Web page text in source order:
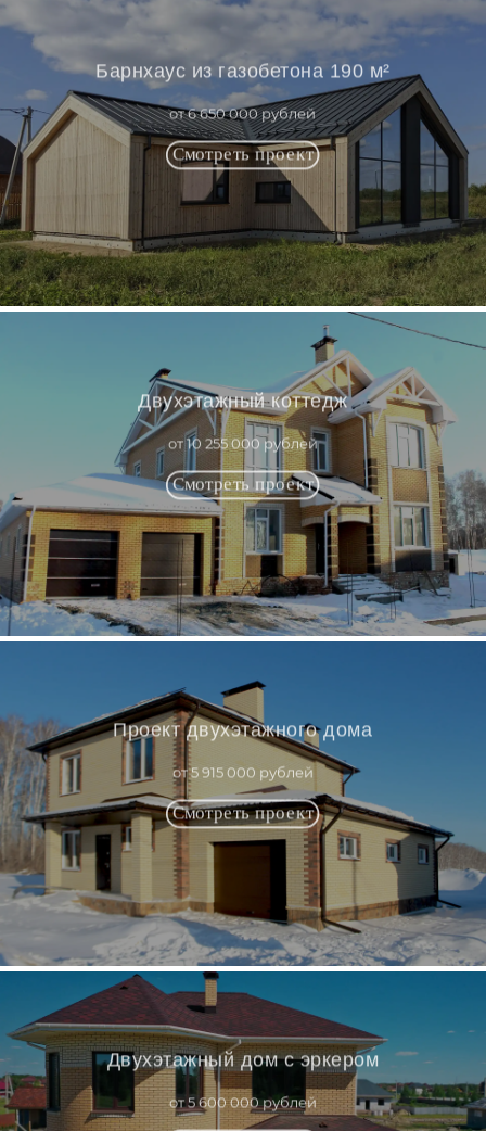
Барнхаус из газобетона 190 м²
от 6 650 000 рублей
Двухэтажный коттедж
от 10 255 000 рублей
Проект двухэтажного дома
от 5 915 000 рублей
Двухэтажный дом с эркером
от 5 600 000 рублей